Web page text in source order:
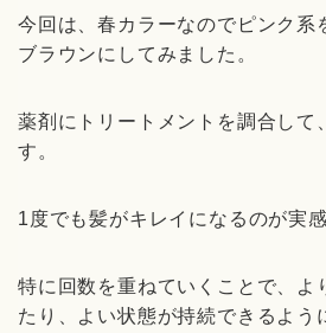
今回は、春カラーなのでピンク系
ブラウンにしてみました。
薬剤にトリートメントを調合して
す。
1度でも髪がキレイになるのが実感
特に回数を重ねていくことで、よ
たり、よい状態が持続できるよう